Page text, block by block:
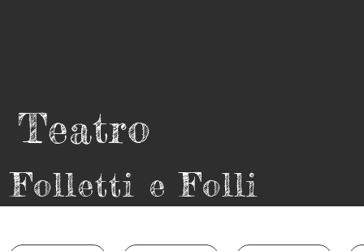
Folletti e Folli
Teatro